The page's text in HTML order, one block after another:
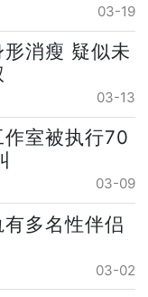
03-19
消瘦 疑似未
03-13
室被执行70
03-09
多名性伴侣
03-02